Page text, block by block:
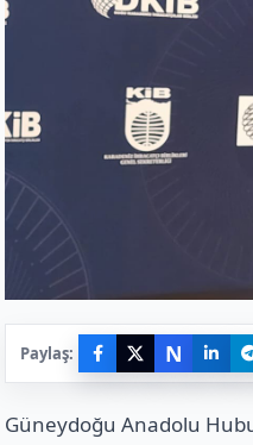
Paylaş: N
Güneydoğu Anadolu